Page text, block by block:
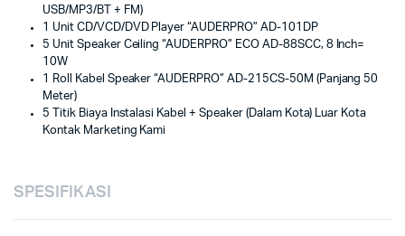
USB/MP3/BT + FM)
1 Unit CD/VCD/DVD Player “AUDERPRO” AD-101DP
5 Unit Speaker Ceiling “AUDERPRO” ECO AD-88SCC, 8 Inch=
10W
1 Roll Kabel Speaker “AUDERPRO” AD-215CS-50M (Panjang 50
Meter)
5 Titik Biaya Instalasi Kabel + Speaker (Dalam Kota) Luar Kota
Kontak Marketing Kami
SPESIFIKASI